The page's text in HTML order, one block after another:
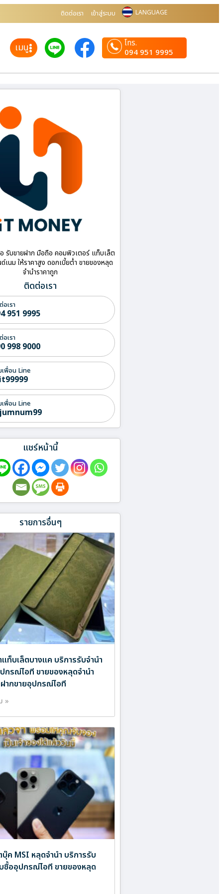
ติดต่อเรา เข้าสู่ระบบ LANGUAGE
เมนู
โทร.
094 951 9995
รับขายฝาก มือถือ คอมพิวเตอร์ แท็บเล็ต
เนม ให้ราคาสูง ดอกเบี้ยต่ำ ขายของหลุด
จำนำราคาถูก
ติดต่อเรา
อเรา
951 9995
อเรา
998 9000
เพื่อน Line
เพื่อน Line
แชร์หน้านี้
รายการอื่นๆ
แท็บเล็ตบางแค บริการรับจำนำ
กรณ์ไอที ขายของหลุดจำนำ
ากขายอุปกรณ์ไอที
»
บุ๊ค MSI หลุดจำนำ บริการรับ
ซื้ออุปกรณ์ไอที ขายของหลุด